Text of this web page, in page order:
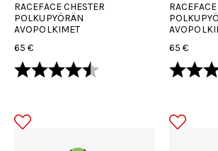
RACEFACE CHESTER
POLKUPYÖRÄN
AVOPOLKIMET
65 €
Arvio: 4.8 5:sta tähdestä
65 €
Arvio: